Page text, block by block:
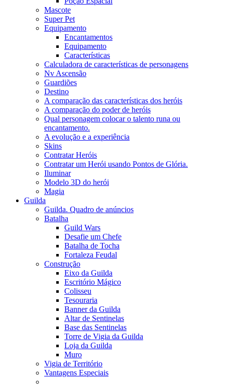
Mascote
Super Pet
Equipamento
Encantamentos
Equipamento
Características
Calculadora de características de personagens
Nv Ascensão
Guardiões
Destino
A comparação das características dos heróis
A comparação do poder de heróis
Qual personagem colocar o talento runa ou
encantamento.
A evolução e a experiência
Skins
Contratar Heróis
Contratar um Herói usando Pontos de Glória.
Iluminar
Modelo 3D do herói
Magia
Guilda
Guilda. Quadro de anúncios
Batalha
Guild Wars
Desafie um Chefe
Batalha de Tocha
Fortaleza Feudal
Construção
Eixo da Guilda
Escritório Mágico
Colisseu
Tesouraria
Banner da Guilda
Altar de Sentinelas
Base das Sentinelas
Torre de Vigia da Guilda
Loja da Guilda
Muro
Vigia de Território
Vantagens Especiais